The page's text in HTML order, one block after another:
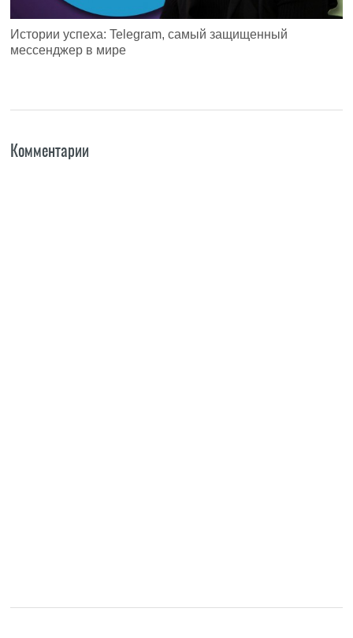
Истории успеха: Telegram, самый защищенный
мессенджер в мире
Комментарии